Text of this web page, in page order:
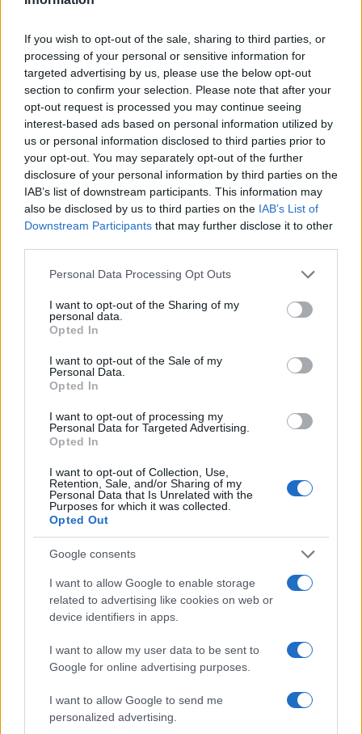
If you wish to opt-out of the sale, sharing to third parties, or
processing of your personal or sensitive information for
targeted advertising by us, please use the below opt-out
section to confirm your selection. Please note that after your
opt-out request is processed you may continue seeing
interest-based ads based on personal information utilized by
us or personal information disclosed to third parties prior to
your opt-out. You may separately opt-out of the further
disclosure of your personal information by third parties on the
IAB’s list of downstream participants. This information may
also be disclosed by us to third parties on the IAB’s List of
Downstream Participants that may further disclose it to other
Please note that this website/app uses one or more Google
not limited to your visit or usage behaviour. You may click to
grant or deny consent to Google and its third-party tags to
use your data for below specified purposes in below Google
consent section.
Personal Data Processing Opt Outs
I want to opt-out of the Sharing of my
personal data.
Opted In
I want to opt-out of the Sale of my
Personal Data.
Opted In
I want to opt-out of processing my
Personal Data for Targeted Advertising.
Opted In
I want to opt-out of Collection, Use,
Retention, Sale, and/or Sharing of my
Personal Data that Is Unrelated with the
Purposes for which it was collected.
Opted Out
Google consents
I want to allow Google to enable storage
related to advertising like cookies on web or
device identifiers in apps.
I want to allow my user data to be sent to
Google for online advertising purposes.
I want to allow Google to send me
personalized advertising.
deportivo con contexto y crónica de viaje
Sigue leyendo
EUROPA
Explora Journeys presenta el Explora III, el crucero
de lujo propulsado por GNL